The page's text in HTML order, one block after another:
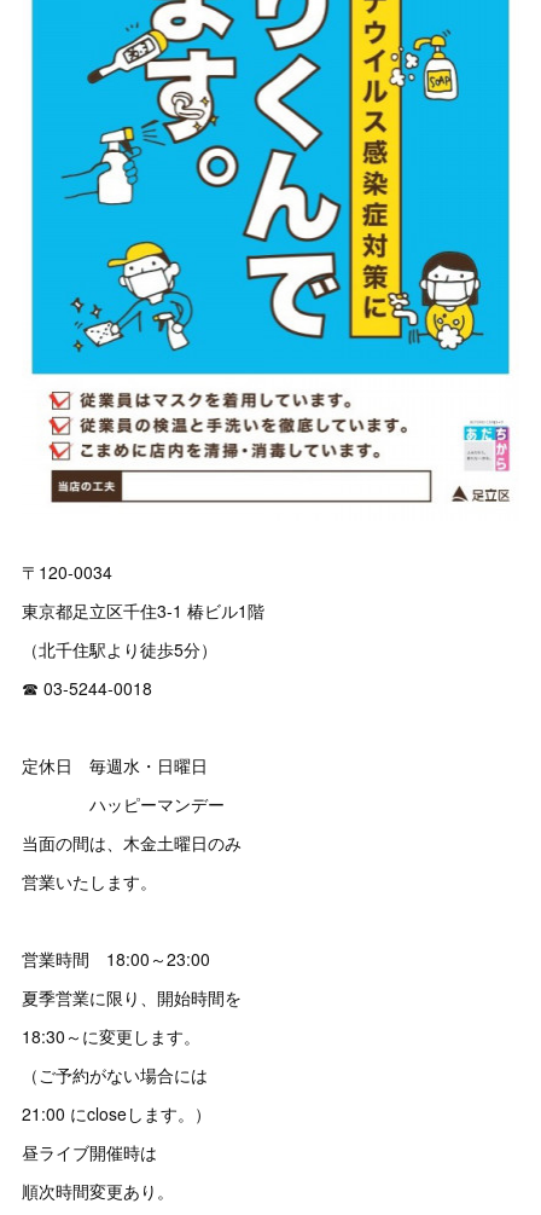
〒120-0034
東京都足立区千住3-1 椿ビル1階
（北千住駅より徒歩5分）
☎ 03‐5244‐0018
定休日 毎週水・日曜日
ハッピーマンデー
当面の間は、木金土曜日のみ
営業いたします。
営業時間 18:00～23:00
夏季営業に限り、開始時間を
18:30～に変更します。
（ご予約がない場合には
21:00 にcloseします。）
昼ライブ開催時は
順次時間変更あり。